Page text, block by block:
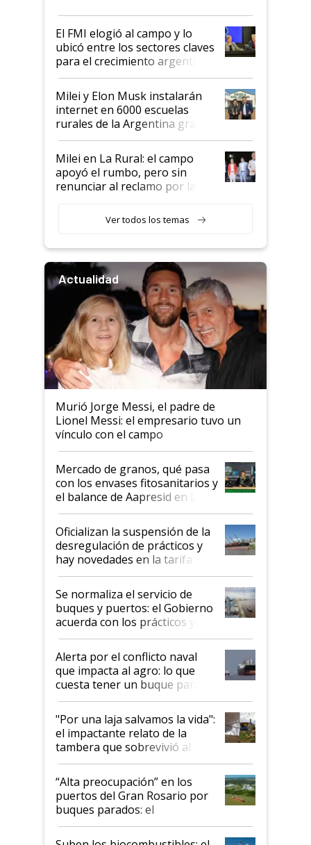
de Milei
El FMI elogió al campo y lo
ubicó entre los sectores claves
para el crecimiento argentino
Milei y Elon Musk instalarán
internet en 6000 escuelas
rurales de la Argentina gracias
a un acuerdo con Starlink
Milei en La Rural: el campo
apoyó el rumbo, pero sin
renunciar al reclamo por las
Ver todos los temas
Actualidad
Murió Jorge Messi, el padre de
Lionel Messi: el empresario tuvo un
vínculo con el campo
Mercado de granos, qué pasa
con los envases fitosanitarios y
el balance de Aapresid en La
Posta
Oficializan la suspensión de la
desregulación de prácticos y
hay novedades en la tarifa de
la hidrovía
Se normaliza el servicio de
buques y puertos: el Gobierno
acuerda con los prácticos y
suspende el decreto de
desregulación
Alerta por el conflicto naval
que impacta al agro: lo que
cuesta tener un buque parado
y el peligro de que Argentina
pase a ser "país sucio"
"Por una laja salvamos la vida":
el impactante relato de la
tambera que sobrevivió al
tornado
“Alta preocupación” en los
puertos del Gran Rosario por
buques parados: el
funcionamiento de las
exportadoras en tensión tras